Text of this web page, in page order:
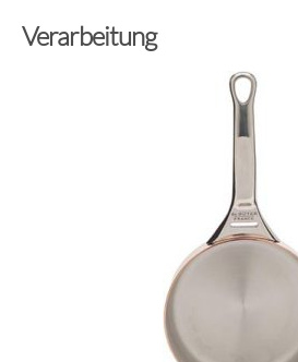
Verarbeitung